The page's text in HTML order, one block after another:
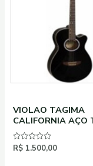
VIOLAO TAGIMA
CALIFORNIA AÇO
PRETO
Avaliação
R$ 1.500,00